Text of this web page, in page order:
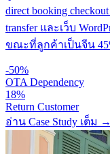
direct booking
transfer และเว็บ
ขณะที่ลูกค้าเป็นจีน
-50%
OTA Dependency
18%
Return Customer
อ่าน Case Study เต็ม →